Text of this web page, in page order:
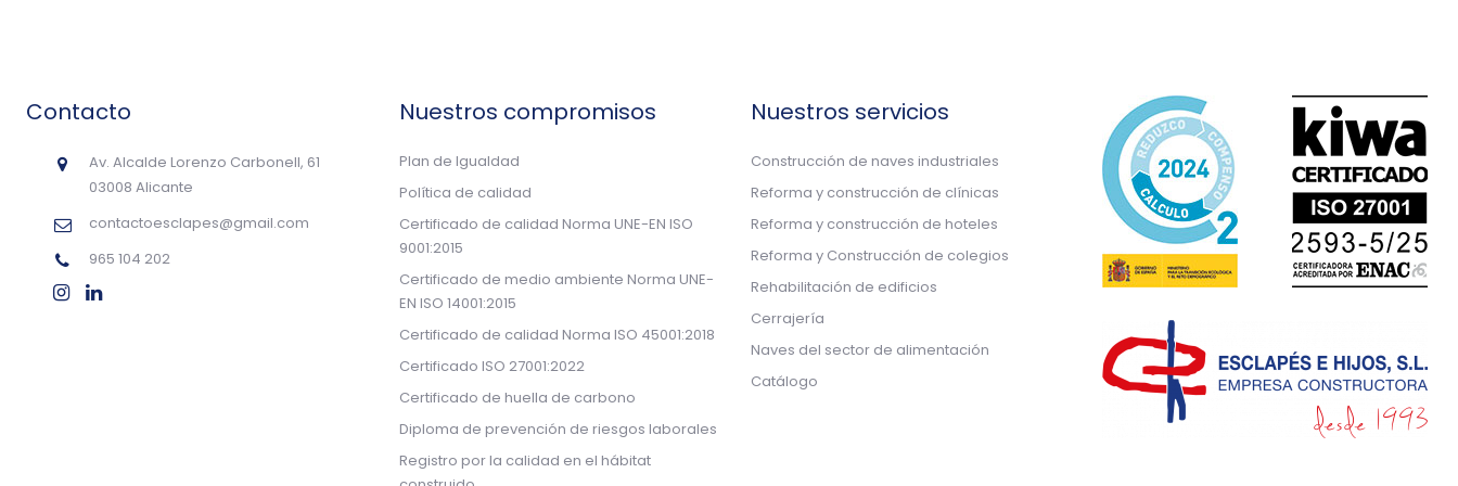
Contacto
Av. Alcalde Lorenzo Carbonell, 61
03008 Alicante
contactoesclapes@gmail.com
965 104 202
Nuestros compromisos
Plan de Igualdad
Política de calidad
Certificado de calidad Norma UNE-EN ISO
9001:2015
Certificado de medio ambiente Norma UNE-
EN ISO 14001:2015
Certificado de calidad Norma ISO 45001:2018
Certificado ISO 27001:2022
Certificado de huella de carbono
Diploma de prevención de riesgos laborales
Registro por la calidad en el hábitat
Nuestros servicios
Construcción de naves industriales
Reforma y construcción de clínicas
Reforma y construcción de hoteles
Reforma y Construcción de colegios
Rehabilitación de edificios
Cerrajería
Naves del sector de alimentación
Catálogo